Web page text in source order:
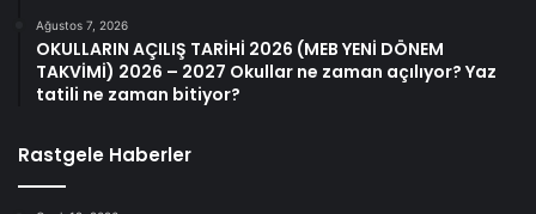
Ağustos 7, 2026
OKULLARIN AÇILIŞ TARİHİ 2026 (MEB YENİ DÖNEM
TAKVİMİ) 2026 – 2027 Okullar ne zaman açılıyor? Yaz
tatili ne zaman bitiyor?
Rastgele Haberler